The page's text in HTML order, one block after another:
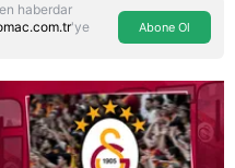
haberdar
'ye
Abone Ol